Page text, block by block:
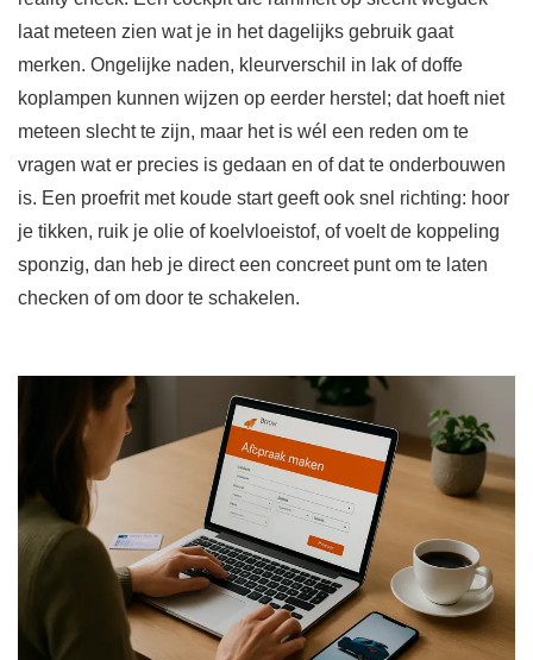
laat meteen zien wat je in het dagelijks gebruik gaat
merken. Ongelijke naden, kleurverschil in lak of doffe
koplampen kunnen wijzen op eerder herstel; dat hoeft niet
meteen slecht te zijn, maar het is wél een reden om te
vragen wat er precies is gedaan en of dat te onderbouwen
is. Een proefrit met koude start geeft ook snel richting: hoor
je tikken, ruik je olie of koelvloeistof, of voelt de koppeling
sponzig, dan heb je direct een concreet punt om te laten
checken of om door te schakelen.